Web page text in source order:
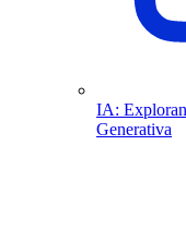
IA:
Generativa